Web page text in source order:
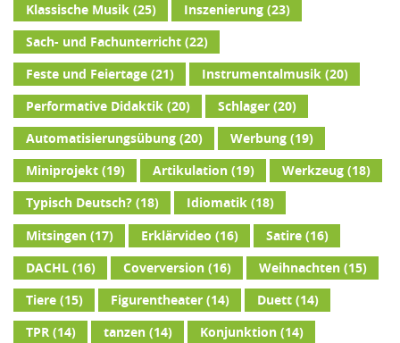
Klassische Musik(25) Inszenierung(23)
Sach- und Fachunterricht(22)
Feste und Feiertage(21) Instrumentalmusik(20)
Performative Didaktik(20) Schlager(20)
Automatisierungsübung(20) Werbung(19)
Miniprojekt(19) Artikulation(19) Werkzeug(18)
Typisch Deutsch?(18) Idiomatik(18)
Mitsingen(17) Erklärvideo (16) Satire(16)
DACHL(16) Coverversion(16) Weihnachten(15)
Tiere(15) Figurentheater(14) Duett(14)
TPR(14) tanzen(14) Konjunktion(14)